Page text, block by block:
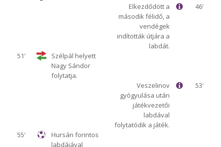
46'
Elkezdődött a
második félidő, a
vendégek
indították útjára a
labdát.
51'
Szélpál helyett
Nagy Sándor
folytatja.
53'
Veszelinov
gyógyulása után
játékvezetői
labdával
folytatódik a játék.
55'
Hursán forintos
labdájával